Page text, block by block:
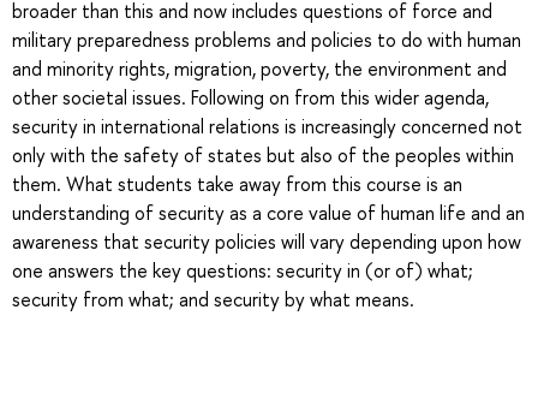
broader than this and now includes questions of force and
military preparedness problems and policies to do with human
and minority rights, migration, poverty, the environment and
other societal issues. Following on from this wider agenda,
security in international relations is increasingly concerned not
only with the safety of states but also of the peoples within
them. What students take away from this course is an
understanding of security as a core value of human life and an
awareness that security policies will vary depending upon how
one answers the key questions: security in (or of) what;
security from what; and security by what means.